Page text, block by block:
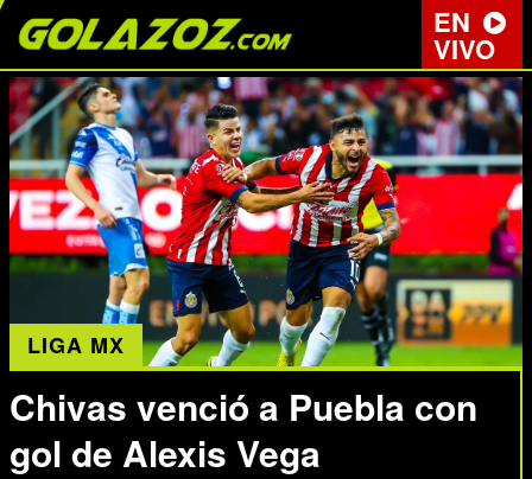
EN
VIVO
LIGA MX
Chivas venció a Puebla con
gol de Alexis Vega